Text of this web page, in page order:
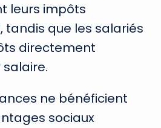
leurs impôts
tandis que les salariés
directement
salaire.
ne bénéficient
sociaux